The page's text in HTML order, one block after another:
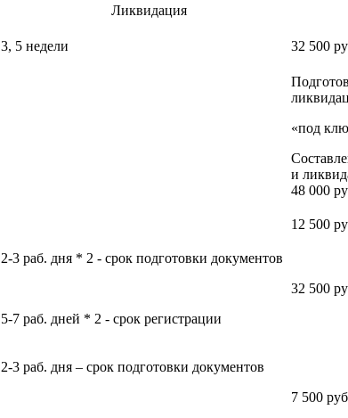
Ликвидация
3, 5 недели 32 500
«под
и
48 000
12 500
2-3 раб. дня * 2 - срок подготовки документов
5-7 раб. дней * 2 - срок регистрации
32 500
2-3 раб. дня – срок подготовки документов
7 500